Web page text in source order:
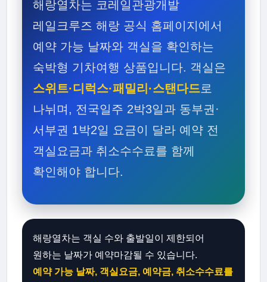
해랑열차는 코레일관광개발
레일크루즈 해랑 공식 홈페이지에서
예약 가능 날짜와 객실을 확인하는
숙박형 기차여행 상품입니다. 객실은
스위트·디럭스·패밀리·스탠다드로
나뉘며, 전국일주 2박3일과 동부권·
서부권 1박2일 요금이 달라 예약 전
객실요금과 취소수수료를 함께
확인해야 합니다.
해랑열차는 객실 수와 출발일이 제한되어
원하는 날짜가 예약마감될 수 있습니다.
예약 가능 날짜, 객실요금, 예약금, 취소수수료를